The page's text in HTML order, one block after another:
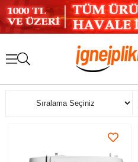
Sıralama